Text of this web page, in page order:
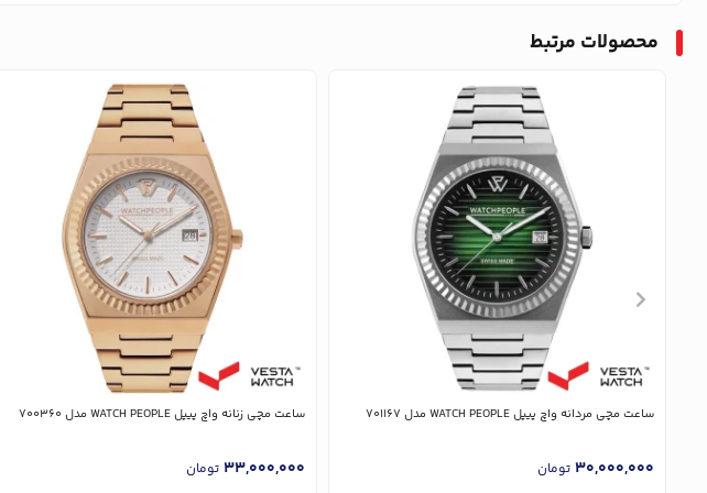
محصولات مرتبط
ساعت مچی مردانه واچ پیپل WATCH PEOPLE مدل 701167
30,000,000 تومان
ساعت مچی زنانه واچ پیپل WATCH PEOPLE مدل 700360
33,000,000 تومان